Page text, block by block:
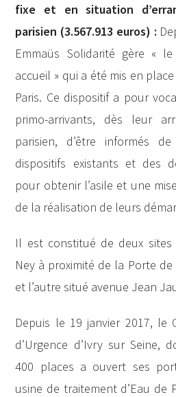
fixe et en situation
parisien (3.567.913 euros) :
Emmaüs Solidarité gère «
accueil » qui a été mis en
Paris. Ce dispositif a pour
primo-arrivants, dès leur
parisien, d’être informés
dispositifs existants et des
pour obtenir l’asile et une
de la réalisation de leurs
Il est constitué de deux sites
Ney à proximité de la Porte
et l’autre situé avenue Jean
Depuis le 19 janvier 2017, le
d’Urgence d’Ivry sur Seine,
400 places a ouvert ses
usine de traitement d’Eau de